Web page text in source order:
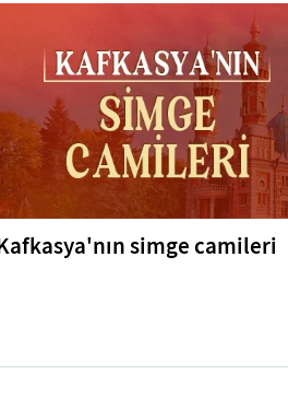
simge camileri